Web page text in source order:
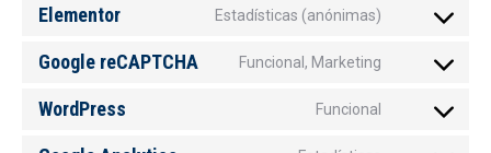
Elementor Estadísticas (anónimas)
Consent
elementor
Google reCAPTCHA Funcional, Marketing
Consent
WordPress Funcional
Consent